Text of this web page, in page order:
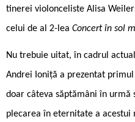
tinerei violonceliste Alisa
celui de al 2-lea Concert în sol
Nu trebuie uitat, în cadrul
Andrei Ioniță a prezentat
doar câteva săptămâni în
plecarea în eternitate a acestui